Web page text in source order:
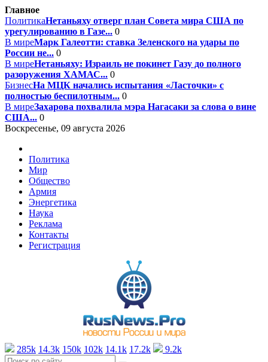
Главное
ПолитикаНетаньяху отверг план Совета мира США по
урегулированию в Газе... 0
В миреМарк Галеотти: ставка Зеленского на удары по
России не... 0
В миреНетаньяху: Израиль не покинет Газу до полного
разоружения ХАМАС... 0
БизнесНа МЦК начались испытания «Ласточки» с
полностью беспилотным... 0
В миреЗахарова похвалила мэра Нагасаки за слова о вине
США... 0
Воскресенье, 09 августа 2026
Политика
Мир
Общество
Армия
Энергетика
Наука
Реклама
Контакты
Регистрация
285k 14.3k 150k 102k 14.1k 17.2k 9.2k